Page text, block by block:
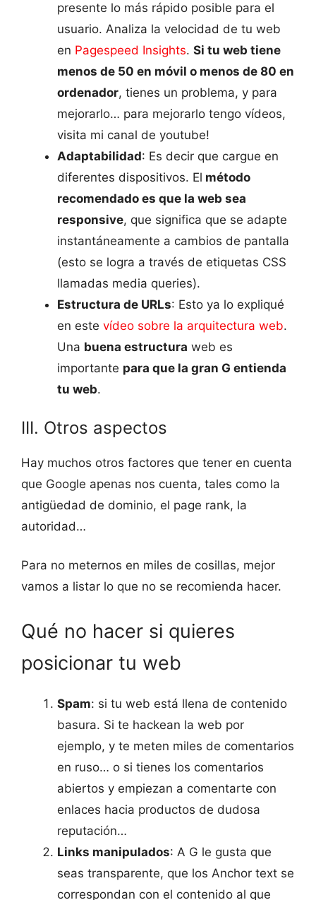
presente lo más rápido posible para el
usuario. Analiza la velocidad de tu web
en Pagespeed Insights. Si tu web tiene
menos de 50 en móvil o menos de 80 en
ordenador, tienes un problema, y para
mejorarlo… para mejorarlo tengo vídeos,
visita mi canal de youtube!
Adaptabilidad: Es decir que cargue en
diferentes dispositivos. El método
recomendado es que la web sea
responsive, que significa que se adapte
instantáneamente a cambios de pantalla
(esto se logra a través de etiquetas CSS
llamadas media queries).
Estructura de URLs: Esto ya lo expliqué
en este vídeo sobre la arquitectura web.
Una buena estructura web es
importante para que la gran G entienda
tu web.
III. Otros aspectos
Hay muchos otros factores que tener en cuenta
que Google apenas nos cuenta, tales como la
antigüedad de dominio, el page rank, la
autoridad…
Para no meternos en miles de cosillas, mejor
vamos a listar lo que no se recomienda hacer.
Qué no hacer si quieres
posicionar tu web
Spam: si tu web está llena de contenido
basura. Si te hackean la web por
ejemplo, y te meten miles de comentarios
en ruso… o si tienes los comentarios
abiertos y empiezan a comentarte con
enlaces hacia productos de dudosa
reputación…
Links manipulados: A G le gusta que
seas transparente, que los Anchor text se
correspondan con el contenido al que